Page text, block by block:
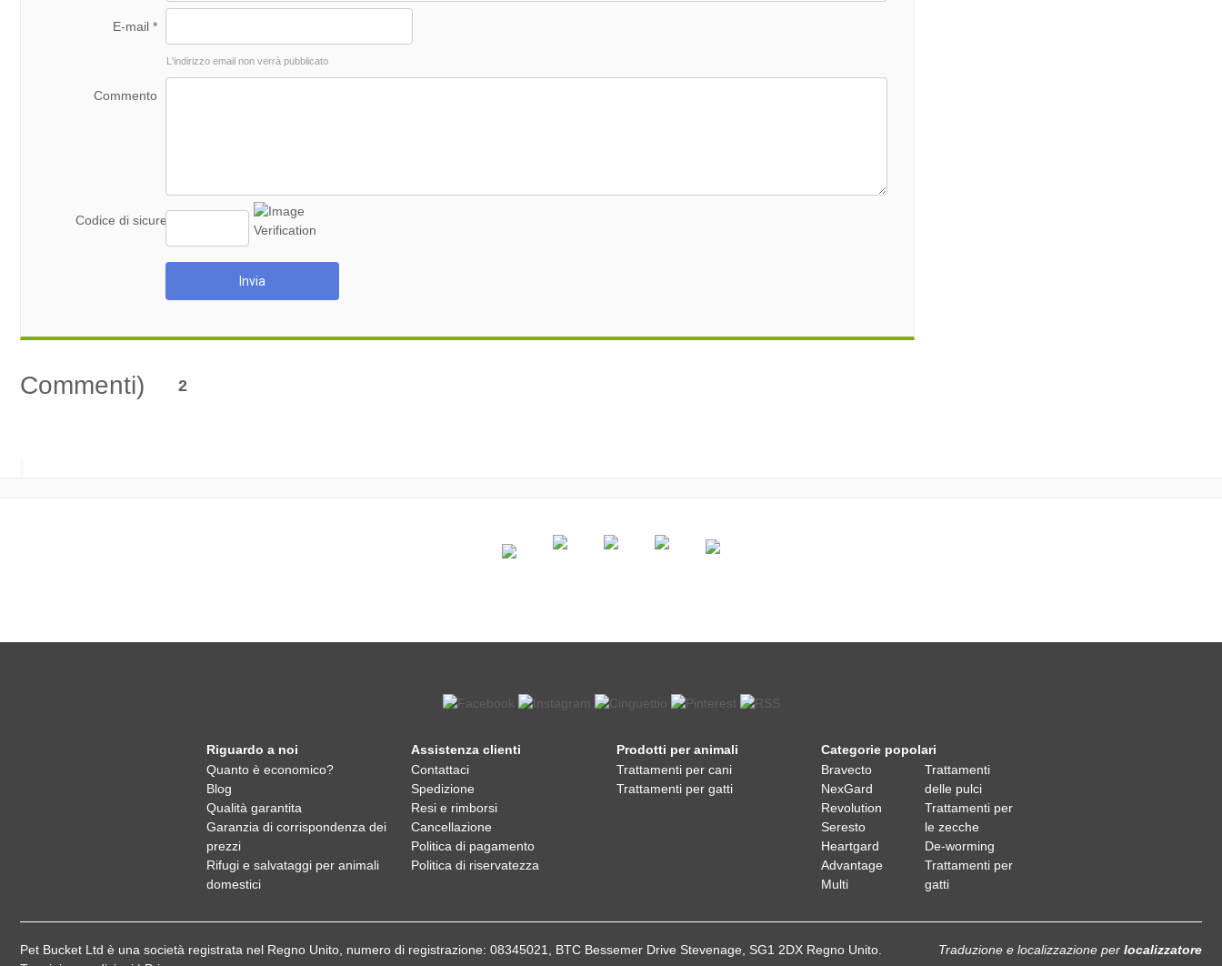
E-mail *
L'indirizzo email non verrà pubblicato
Commento
Codice di sicurezza
Invia
Commenti) 2
Riguardo a noi
Quanto è economico?
Blog
Qualità garantita
Garanzia di corrispondenza dei
prezzi
Rifugi e salvataggi per animali
domestici
Assistenza clienti
Contattaci
Spedizione
Resi e rimborsi
Cancellazione
Politica di pagamento
Politica di riservatezza
Prodotti per animali
Trattamenti per cani
Trattamenti per gatti
Categorie popolari
Bravecto
NexGard
Revolution
Seresto
Heartgard
Advantage
Multi
Trattamenti
delle pulci
Trattamenti per
le zecche
De-worming
Trattamenti per
gatti
Pet Bucket Ltd è una società registrata nel Regno Unito, numero di registrazione: 08345021, BTC Bessemer Drive Stevenage, SG1 2DX Regno Unito.
Traduzione e localizzazione per localizzatore